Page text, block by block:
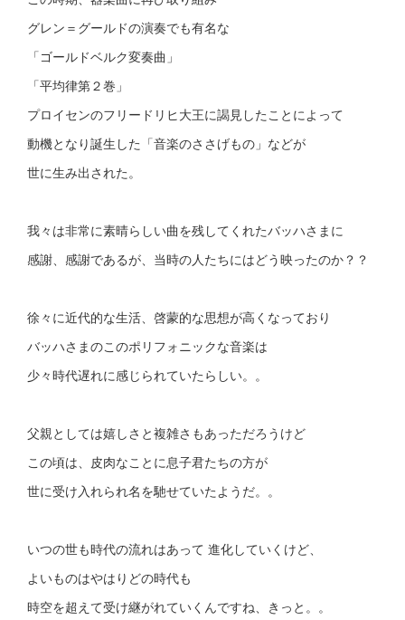
グレン＝グールドの演奏でも有名な
「ゴールドベルク変奏曲」
「平均律第２巻」
プロイセンのフリードリヒ大王に謁見したことによって
動機となり誕生した「音楽のささげもの」などが
世に生み出された。
我々は非常に素晴らしい曲を残してくれたバッハさまに
感謝、感謝であるが、当時の人たちにはどう映ったのか？？
徐々に近代的な生活、啓蒙的な思想が高くなっており
バッハさまのこのポリフォニックな音楽は
少々時代遅れに感じられていたらしい。。
父親としては嬉しさと複雑さもあっただろうけど
この頃は、皮肉なことに息子君たちの方が
世に受け入れられ名を馳せていたようだ。。
いつの世も時代の流れはあって 進化していくけど、
よいものはやはりどの時代も
時空を超えて受け継がれていくんですね、きっと。。